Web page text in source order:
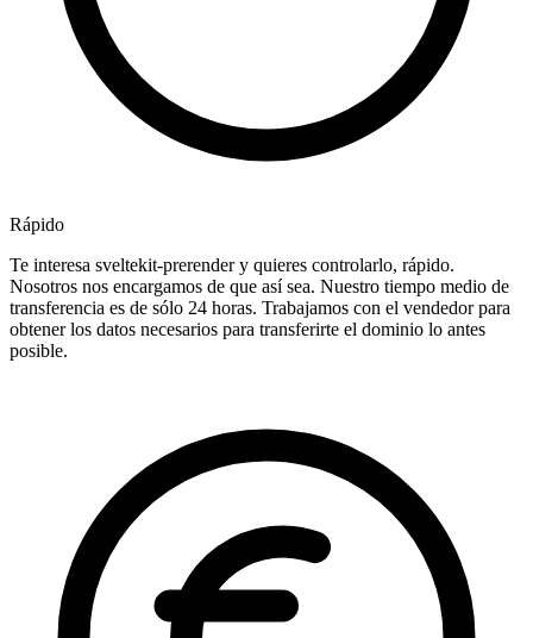
Rápido
Te interesa sveltekit-prerender y quieres controlarlo, rápido.
Nosotros nos encargamos de que así sea. Nuestro tiempo medio de
transferencia es de sólo 24 horas. Trabajamos con el vendedor para
obtener los datos necesarios para transferirte el dominio lo antes
posible.